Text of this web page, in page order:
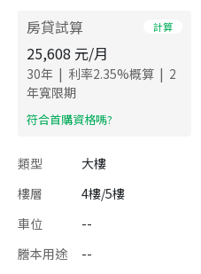
房貸試算 計算
25,608 元/月
30年 | 利率2.35%概算 | 2
年寬限期
​符合首購資格嗎?
類型 大樓
樓層
4樓/5樓
車位
--
謄本用途
--